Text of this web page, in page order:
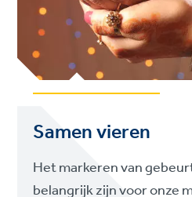
Samen vieren
Het markeren van
belangrijk zijn voor onze